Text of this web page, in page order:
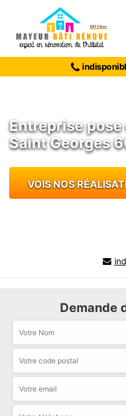
Entreprise
Saint Georges
VOIS NOS
Demande